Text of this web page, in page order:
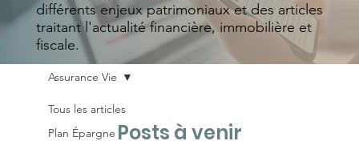
différents enjeux patrimoniaux et des articles
traitant l'actualité financière, immobilière et
fiscale.
Tous les articles
Plan Épargne
Assurance Vie
Posts à venir